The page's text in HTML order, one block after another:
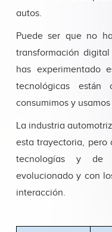
autos.
Puede ser que no
transformación
has experimentado
tecnológicas
consumimos y
La industria
esta trayectoria, pero
tecnologías y de
evolucionado y con
interacción.